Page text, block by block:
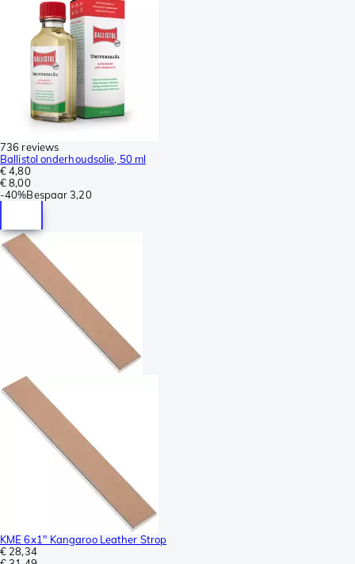
736 reviews
Ballistol onderhoudsolie, 50 ml
€ 4,80
€ 8,00
-40%Bespaar 3,20
KME 6x1" Kangaroo Leather Strop
€ 28,34